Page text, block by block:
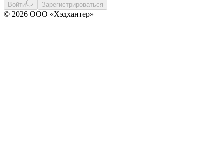
Войти Зарегистрироваться
© 2026 ООО «Хэдхантер»